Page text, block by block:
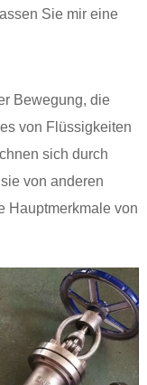
Sie mir eine
Bewegung, die
von Flüssigkeiten
sich durch
von anderen
Hauptmerkmale von